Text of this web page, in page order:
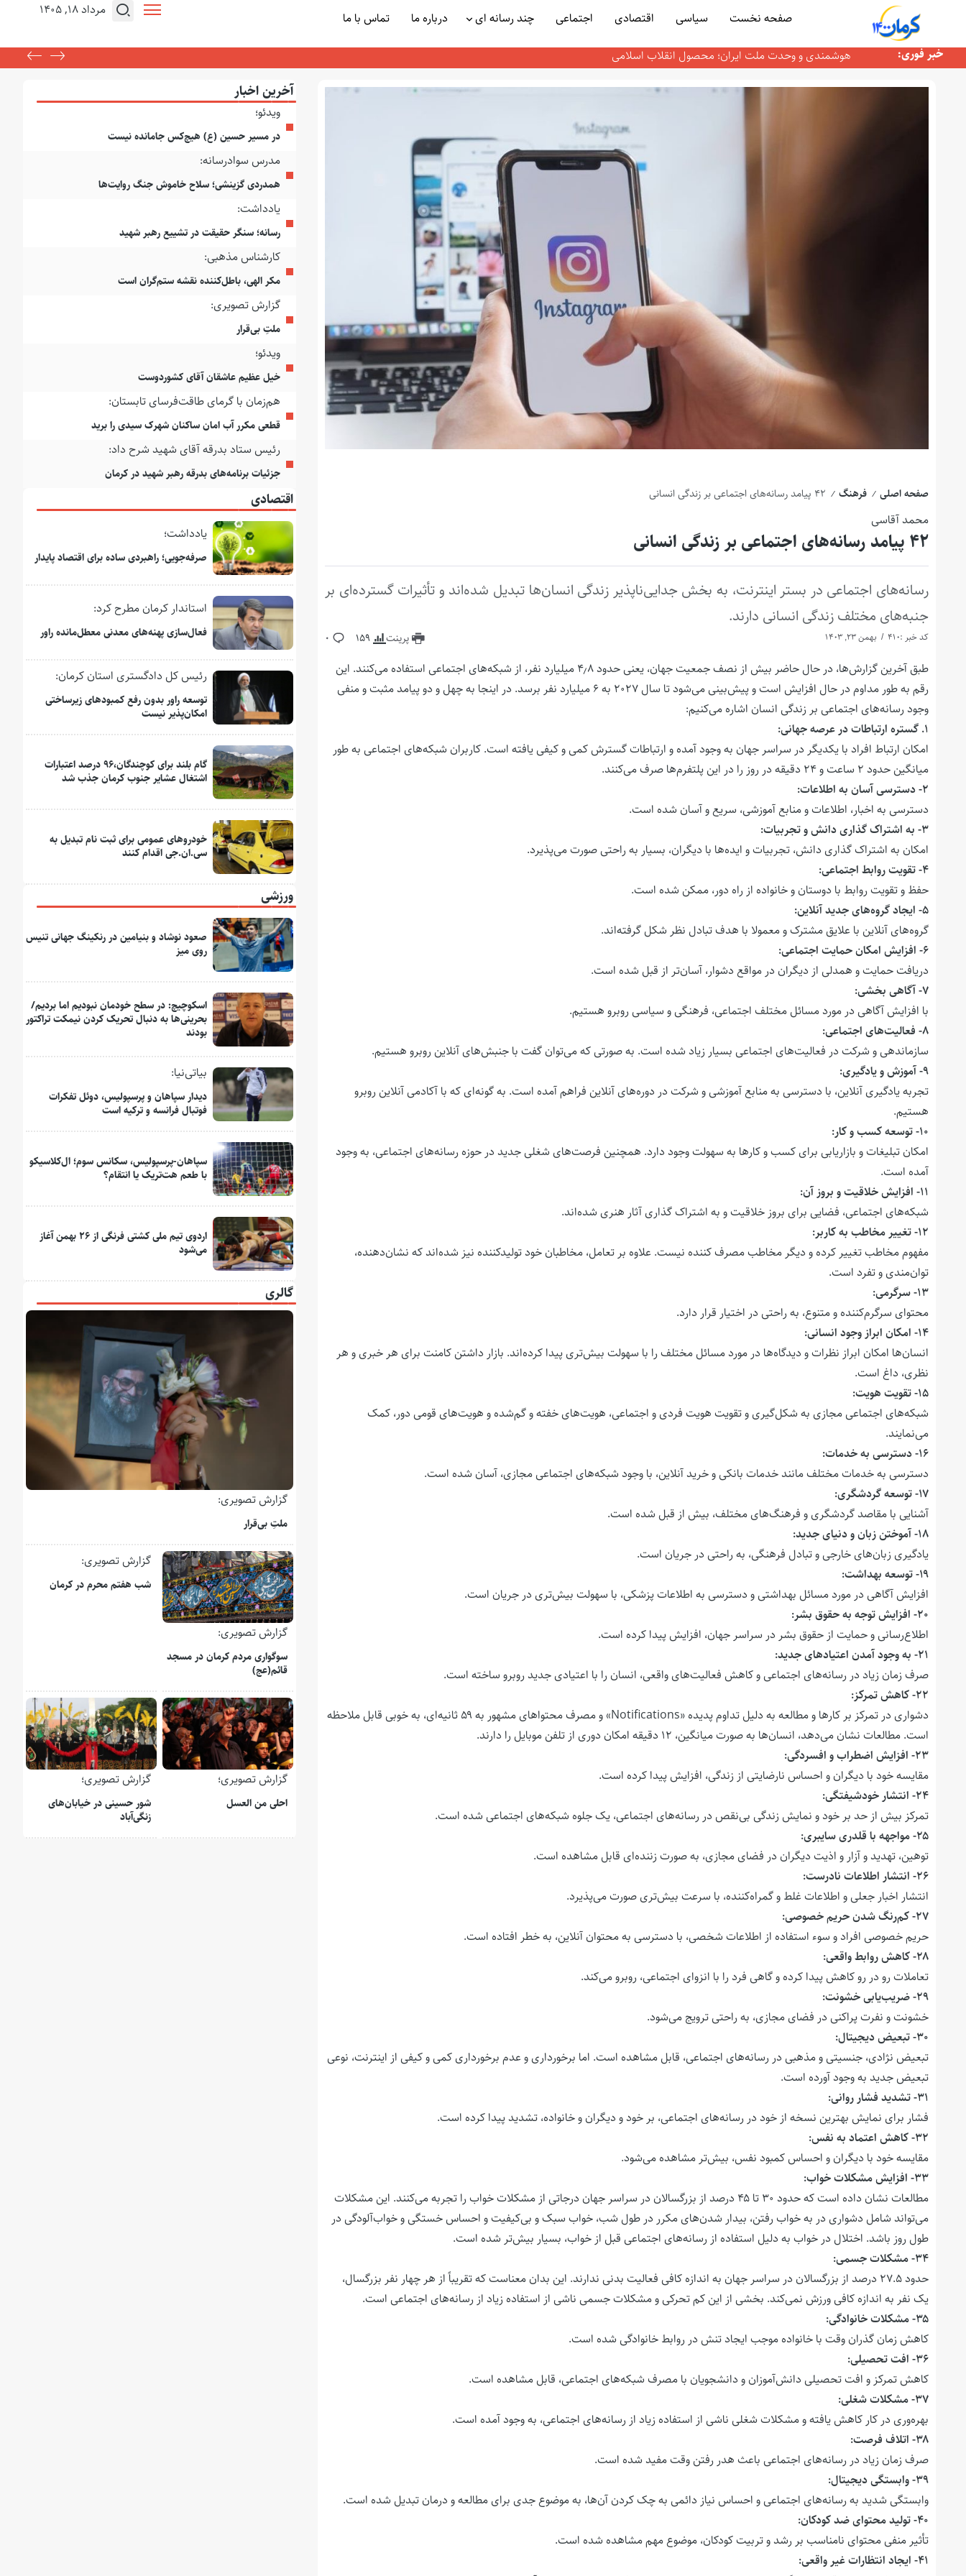
صفحه نخست سیاسی اقتصادی اجتماعی چند رسانه ای درباره ما تماس با ما مرداد ۱۸, ۱۴۰۵
خبر فوری:
همدردی گزینشی؛ سلاح خاموش جنگ روایت‌ها
معاون فرهنگی، اجتماعی و رسانه سپاه پاسداران انقلاب اسلامی:
هوشمندی و وحدت ملت ایران؛ محصول انقلاب اسلامی
صفحه اصلی / فرهنگ / ۴۲ پیامد رسانه‌های اجتماعی بر زندگی انسانی
محمد آقاسی
۴۲ پیامد رسانه‌های اجتماعی بر زندگی انسانی
رسانه‌های اجتماعی در بستر اینترنت، به بخش جدایی‌ناپذیر زندگی انسان‌ها تبدیل شده‌اند و تأثیرات گسترده‌ای بر
جنبه‌های مختلف زندگی انسانی دارند.
کد خبر :410 بهمن 23, 1403 پرینت 159
0
طبق آخرین گزارش‌ها، در حال حاضر بیش از نصف جمعیت جهان، یعنی حدود ۴٫۸ میلیارد نفر، از شبکه‌های اجتماعی استفاده می‌کنند. این
رقم به طور مداوم در حال افزایش است و پیش‌بینی می‌شود تا سال ۲۰۲۷ به ۶ میلیارد نفر برسد. در اینجا به چهل و دو پیامد مثبت و منفی
وجود رسانه‌های اجتماعی بر زندگی انسان اشاره می‌کنیم:
۱. گستره ارتباطات در عرصه جهانی:
امکان ارتباط افراد با یکدیگر در سراسر جهان به وجود آمده و ارتباطات گسترش کمی و کیفی یافته است. کاربران شبکه‌های اجتماعی به طور
میانگین حدود ۲ ساعت و ۲۴ دقیقه در روز را در این پلتفرم‌ها صرف می‌کنند.
۲- دسترسی آسان به اطلاعات:
دسترسی به اخبار، اطلاعات و منابع آموزشی، سریع و آسان شده است.
۳- به اشتراک گذاری دانش و تجربیات:
امکان به اشتراک گذاری دانش، تجربیات و ایده‌ها با دیگران، بسیار به راحتی صورت می‌پذیرد.
۴- تقویت روابط اجتماعی:
حفظ و تقویت روابط با دوستان و خانواده از راه دور، ممکن شده است.
۵- ایجاد گروه‌های جدید آنلاین:
گروه‌های آنلاین با علایق مشترک و معمولا با هدف تبادل نظر شکل‌ گرفته‌اند.
۶- افزایش امکان حمایت اجتماعی:
دریافت حمایت و همدلی از دیگران در مواقع دشوار، آسان‌تر از قبل شده است.
۷- آگاهی بخشی:
با افزایش آگاهی در مورد مسائل مختلف اجتماعی، فرهنگی و سیاسی روبرو هستیم.
۸- فعالیت‌های اجتماعی:
سازماندهی و شرکت در فعالیت‌های اجتماعی بسیار زیاد شده است. به صورتی که می‌توان گفت با جنبش‌های آنلاین روبرو هستیم.
۹- آموزش و یادگیری:
تجربه یادگیری آنلاین، با دسترسی به منابع آموزشی و شرکت در دوره‌های آنلاین فراهم آمده است. به گونه‌ای که با آکادمی آنلاین روبرو
هستیم.
۱۰- توسعه کسب و کار:
امکان تبلیغات و بازاریابی برای کسب و کارها به سهولت وجود دارد. همچنین فرصت‌های شغلی جدید در حوزه رسانه‌های اجتماعی، به وجود
آمده است.
۱۱- افزایش خلاقیت و بروز آن:
شبکه‌های اجتماعی، فضایی برای بروز خلاقیت و به اشتراک گذاری آثار هنری شده‌اند.
۱۲- تغییر مخاطب به کاربر:
مفهوم مخاطب تغییر کرده و دیگر مخاطب مصرف کننده نیست. علاوه بر تعامل، مخاطبان خود تولیدکننده نیز شده‌اند که نشان‌دهنده،
توان‌مندی و تفرد است.
۱۳- سرگرمی:
محتوای سرگرم‌کننده و متنوع، به راحتی در اختیار قرار دارد.
۱۴- امکان ابراز وجود انسانی:
انسان‌ها امکان ابراز نظرات و دیدگاه‌ها در مورد مسائل مختلف را با سهولت بیش‌تری پیدا کرده‌اند. بازار داشتن کامنت برای هر خبری و هر
نظری، داغ است.
۱۵- تقویت هویت:
شبکه‌های اجتماعی مجازی به شکل‌گیری و تقویت هویت فردی و اجتماعی، هویت‌های خفته و گم‌شده و هویت‌های قومی دور، کمک
می‌نمایند.
۱۶- دسترسی به خدمات:
دسترسی به خدمات مختلف مانند خدمات بانکی و خرید آنلاین، با وجود شبکه‌های اجتماعی مجازی، آسان شده است.
۱۷- توسعه گردشگری:
آشنایی با مقاصد گردشگری و فرهنگ‌های مختلف، بیش از قبل شده است.
۱۸- آموختن زبان و دنیای جدید:
یادگیری زبان‌های خارجی و تبادل فرهنگی، به راحتی در جریان است.
۱۹- توسعه بهداشت:
افزایش آگاهی در مورد مسائل بهداشتی و دسترسی به اطلاعات پزشکی، با سهولت بیش‌تری در جریان است.
۲۰- افزایش توجه به حقوق بشر:
اطلاع‌رسانی و حمایت از حقوق بشر در سراسر جهان، افزایش پیدا کرده است.
۲۱- به وجود آمدن اعتیادهای جدید:
صرف زمان زیاد در رسانه‌های اجتماعی و کاهش فعالیت‌های واقعی، انسان را با اعتیادی جدید روبرو ساخته است.
۲۲- کاهش تمرکز:
دشواری در تمرکز بر کارها و مطالعه به دلیل تداوم پدیده «Notifications» و مصرف محتواهای مشهور به ۵۹ ثانیه‌ای، به خوبی قابل ملاحظه
است. مطالعات نشان می‌دهد، انسان‌ها به صورت میانگین، ۱۲ دقیقه امکان دوری از تلفن موبایل را دارند.
۲۳- افزایش اضطراب و افسردگی:
مقایسه خود با دیگران و احساس نارضایتی از زندگی، افزایش پیدا کرده است.
۲۴- انتشار خودشیفتگی:
تمرکز بیش از حد بر خود و نمایش زندگی بی‌نقص در رسانه‌های اجتماعی، یک جلوه شبکه‌های اجتماعی شده است.
۲۵- مواجهه با قلدری سایبری:
توهین، تهدید و آزار و اذیت دیگران در فضای مجازی، به صورت زننده‌ای قابل مشاهده است.
۲۶- انتشار اطلاعات نادرست:
انتشار اخبار جعلی و اطلاعات غلط و گمراه‌کننده، با سرعت بیش‌تری صورت می‌پذیرد.
۲۷- کم‌رنگ شدن حریم خصوصی:
حریم خصوصی افراد و سوء استفاده از اطلاعات شخصی، با دسترسی به محتوان آنلاین، به خطر افتاده است.
۲۸- کاهش روابط واقعی:
تعاملات رو در رو کاهش پیدا کرده و گاهی فرد را با انزوای اجتماعی، روبرو می‌کند.
۲۹- ضریب‌یابی خشونت:
خشونت و نفرت پراکنی در فضای مجازی، به راحتی ترویج می‌شود.
۳۰- تبعیض دیجیتال:
تبعیض نژادی، جنسیتی و مذهبی در رسانه‌های اجتماعی، قابل مشاهده است. اما برخورداری و عدم برخورداری کمی و کیفی از اینترنت، نوعی
تبعیض جدید به وجود آورده است.
۳۱- تشدید فشار روانی:
فشار برای نمایش بهترین نسخه از خود در رسانه‌های اجتماعی، بر خود و دیگران و خانواده، تشدید پیدا کرده است.
۳۲- کاهش اعتماد به نفس:
مقایسه خود با دیگران و احساس کمبود نفس، بیش‌تر مشاهده می‌شود.
۳۳- افزایش مشکلات خواب:
مطالعات نشان داده است که حدود ۳۰ تا ۴۵ درصد از بزرگسالان در سراسر جهان درجاتی از مشکلات خواب را تجربه می‌کنند. این مشکلات
می‌تواند شامل دشواری در به خواب رفتن، بیدار شدن‌های مکرر در طول شب، خواب سبک و بی‌کیفیت و احساس خستگی و خواب‌آلودگی در
طول روز باشد. اختلال در خواب به دلیل استفاده از رسانه‌های اجتماعی قبل از خواب، بسیار بیش‌تر شده است.
۳۴- مشکلات جسمی:
حدود ۲۷.۵ درصد از بزرگسالان در سراسر جهان به اندازه کافی فعالیت بدنی ندارند. این بدان معناست که تقریباً از هر چهار نفر بزرگسال،
یک نفر به اندازه کافی ورزش نمی‌کند. بخشی از این کم تحرکی و مشکلات جسمی ناشی از استفاده زیاد از رسانه‌های اجتماعی است.
۳۵- مشکلات خانوادگی:
کاهش زمان گذران وقت با خانواده موجب ایجاد تنش در روابط خانوادگی شده است.
۳۶- افت تحصیلی:
کاهش تمرکز و افت تحصیلی دانش‌آموزان و دانشجویان با مصرف شبکه‌های اجتماعی، قابل مشاهده است.
۳۷- مشکلات شغلی:
بهره‌وری در کار کاهش یافته و مشکلات شغلی ناشی از استفاده زیاد از رسانه‌های اجتماعی، به وجود آمده است.
۳۸- اتلاف فرصت:
صرف زمان زیاد در رسانه‌های اجتماعی باعث هدر رفتن وقت مفید شده است.
۳۹- وابستگی دیجیتال:
وابستگی شدید به رسانه‌های اجتماعی و احساس نیاز دائمی به چک کردن آن‌ها، به موضوع جدی برای مطالعه و درمان تبدیل شده است.
۴۰- تولید محتوای ضد کودکان:
تأثیر منفی محتوای نامناسب بر رشد و تربیت کودکان، موضوع مهم مشاهده شده است.
۴۱- ایجاد انتظارات غیر واقعی:
آخرین اخبار
ویدئو؛
در مسیر حسین (ع) هیچ‌کس جامانده نیست
مدرس سوادرسانه:
همدردی گزینشی؛ سلاح خاموش جنگ روایت‌ها
یادداشت:
رسانه؛ سنگر حقیقت در تشییع رهبر شهید
کارشناس مذهبی:
مکر الهی، باطل‌کننده نقشه ستم‌گران است
گزارش تصویری:
ملتِ بی‌قرار
ویدئو؛
خیل عظیم عاشقان آقای کشوردوست
هم‌زمان با گرمای طاقت‌فرسای تابستان:
قطعی مکرر آب امان ساکنان شهرک سیدی را برید
رئیس ستاد بدرقه آقای شهید شرح داد:
جزئیات برنامه‌های بدرقه رهبر شهید در کرمان
اقتصادی
یادداشت؛
صرفه‌جویی؛ راهبردی ساده برای اقتصاد پایدار
استاندار کرمان مطرح کرد:
فعال‌سازی پهنه‌های معدنی معطل‌مانده راور
رئیس کل دادگستری استان کرمان:
توسعه راور بدون رفع کمبودهای زیرساختی
امکان‌پذیر نیست
گام بلند برای کوچندگان،۹۶ درصد اعتبارات
اشتغال عشایر جنوب کرمان جذب شد
خودروهای عمومی برای ثبت نام تبدیل به
سی.ان.جی اقدام کنند
ورزشی
صعود نوشاد و بنیامین در رنکینگ جهانی تنیس
روی میز
اسکوچیچ: در سطح خودمان نبودیم اما بردیم/
بحرینی‌ها به دنبال تحریک کردن نیمکت تراکتور
بودند
بیاتی‌نیا:
دیدار سپاهان و پرسپولیس، دوئل تفکرات
فوتبال فرانسه و ترکیه است
سپاهان-پرسپولیس، سکانس سوم؛ ال‌کلاسیکو
با طعم هت‌تریک یا انتقام؟
اردوی تیم ملی کشتی فرنگی از ۲۶ بهمن آغاز
می‌شود
گالری
گزارش تصویری:
ملتِ بی‌قرار
گزارش تصویری:
سوگواری مردم کرمان در مسجد
قائم(عج)
گزارش تصویری:
شب هفتم محرم در کرمان
گزارش تصویری؛
احلی من العسل
گزارش تصویری؛
شور حسینی در خیابان‌های
زنگی‌آباد